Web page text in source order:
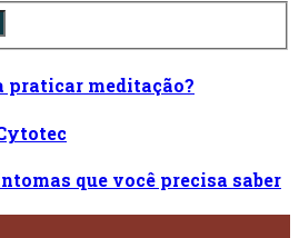
praticar meditação?
que você precisa saber